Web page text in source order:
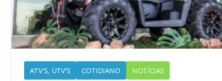
ATV'S, UTV'S COTIDIANO NOTÍCIAS